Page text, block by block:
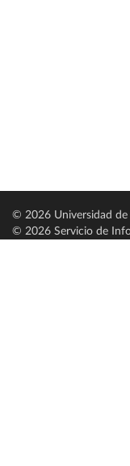
© 2026 Universidad de
© 2026 Servicio de